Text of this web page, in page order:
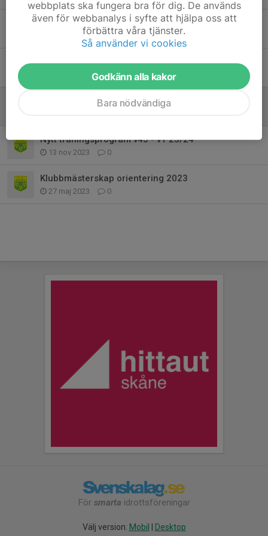
Träningsprogram vecka 33-43
25 aug 2024 0
Träningsprogram vecka 14 - 22
0
Träningsprogram vecka 2 -13
Nytt träningsprogram v45 - v1 23/24
13 nov 2023 0
Klubbmästerskap orientering 2023
27 maj 2023 0
För smarta idrottsföreningar
Välj version: Mobil | Desktop
webbplats ska fungera bra för dig. De används
även för webbanalys i syfte att hjälpa oss att
förbättra våra tjänster.
Så använder vi cookies
Godkänn alla kakor
Bara nödvändiga